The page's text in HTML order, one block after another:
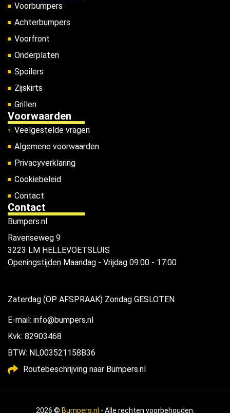
Voorbumpers
Achterbumpers
Voorfront
Onderplaten
Spoilers
Zijskirts
Grillen
Voorwaarden
Veelgestelde vragen
Algemene voorwaarden
Privacyverklaring
Cookiebeleid
Contact
Contact
Bumpers.nl
Ravenseweg 9
3223 LM HELLEVOETSLUIS
Openingstijden Maandag - Vrijdag 09:00 - 17:00
Zaterdag (OP AFSPRAAK) Zondag GESLOTEN
E-mail: info@bumpers.nl
Kvk: 82903468
BTW: NL003521158B36
Routebeschrijving naar Bumpers.nl
2026 © Bumpers.nl - Alle rechten voorbehouden.